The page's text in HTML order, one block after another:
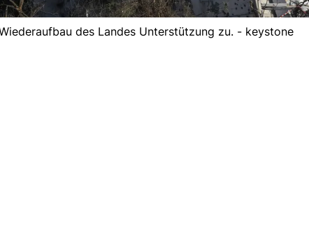
des Landes Unterstützung zu. - keystone